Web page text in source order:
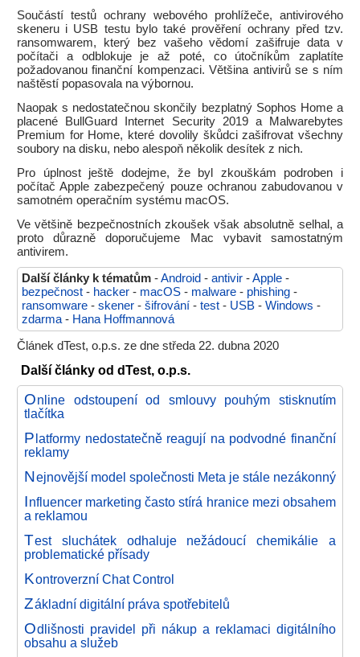
Součástí testů ochrany webového prohlížeče, antivirového
skeneru i USB testu bylo také prověření ochrany před tzv.
ransomwarem, který bez vašeho vědomí zašifruje data v
počítači a odblokuje je až poté, co útočníkům zaplatíte
požadovanou finanční kompenzaci. Většina antivirů se s ním
naštěstí popasovala na výbornou.
Naopak s nedostatečnou skončily bezplatný Sophos Home a
placené BullGuard Internet Security 2019 a Malwarebytes
Premium for Home, které dovolily škůdci zašifrovat všechny
soubory na disku, nebo alespoň několik desítek z nich.
Pro úplnost ještě dodejme, že byl zkouškám podroben i
počítač Apple zabezpečený pouze ochranou zabudovanou v
samotném operačním systému macOS.
Ve většině bezpečnostních zkoušek však absolutně selhal, a
proto důrazně doporučujeme Mac vybavit samostatným
antivirem.
Další články k tématům -Android - antivir -Apple -
bezpečnost - hacker - macOS - malware - phishing -
ransomware - skener - šifrování - test - USB - Windows -
zdarma - Hana Hoffmannová
Článek dTest, o.p.s. ze dne středa 22. dubna 2020
Další články od dTest, o.p.s.
Online odstoupení od smlouvy pouhým stisknutím
tlačítka
Platformy nedostatečně reagují na podvodné finanční
reklamy
Nejnovější model společnosti Meta je stále nezákonný
Influencer marketing často stírá hranice mezi obsahem
a reklamou
Test sluchátek odhaluje nežádoucí chemikálie a
problematické přísady
Kontroverzní Chat Control
Základní digitální práva spotřebitelů
Odlišnosti pravidel při nákup a reklamaci digitálního
obsahu a služeb